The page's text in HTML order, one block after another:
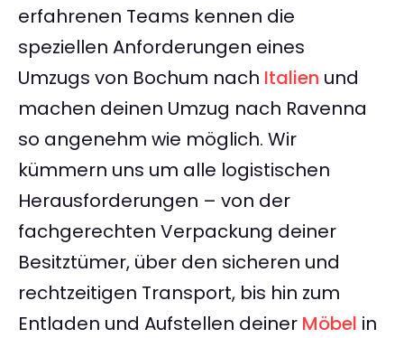
erfahrenen Teams kennen die
speziellen Anforderungen eines
Umzugs von Bochum nach Italien und
machen deinen Umzug nach Ravenna
so angenehm wie möglich. Wir
kümmern uns um alle logistischen
Herausforderungen – von der
fachgerechten Verpackung deiner
Besitztümer, über den sicheren und
rechtzeitigen Transport, bis hin zum
Entladen und Aufstellen deiner Möbel in